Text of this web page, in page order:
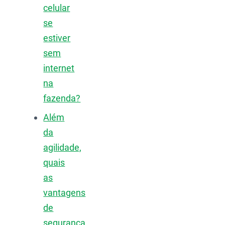
celular
se
estiver
sem
internet
na
fazenda?
Além
da
agilidade,
quais
as
vantagens
de
segurança